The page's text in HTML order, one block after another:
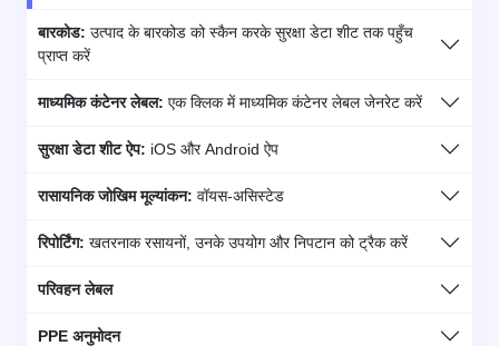
बारकोड: उत्पाद के बारकोड को स्कैन करके सुरक्षा डेटा शीट तक पहुँच
प्राप्त करें
माध्यमिक कंटेनर लेबल: एक क्लिक में माध्यमिक कंटेनर लेबल जेनरेट करें
सुरक्षा डेटा शीट ऐप: iOS और Android ऐप
रासायनिक जोखिम मूल्यांकन: वॉयस-असिस्टेड
रिपोर्टिंग: खतरनाक रसायनों, उनके उपयोग और निपटान को ट्रैक करें
परिवहन लेबल
PPE अनुमोदन